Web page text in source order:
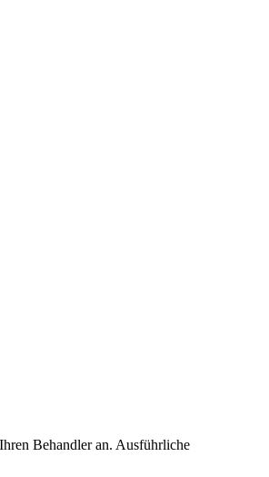
Behandler an. Ausführliche